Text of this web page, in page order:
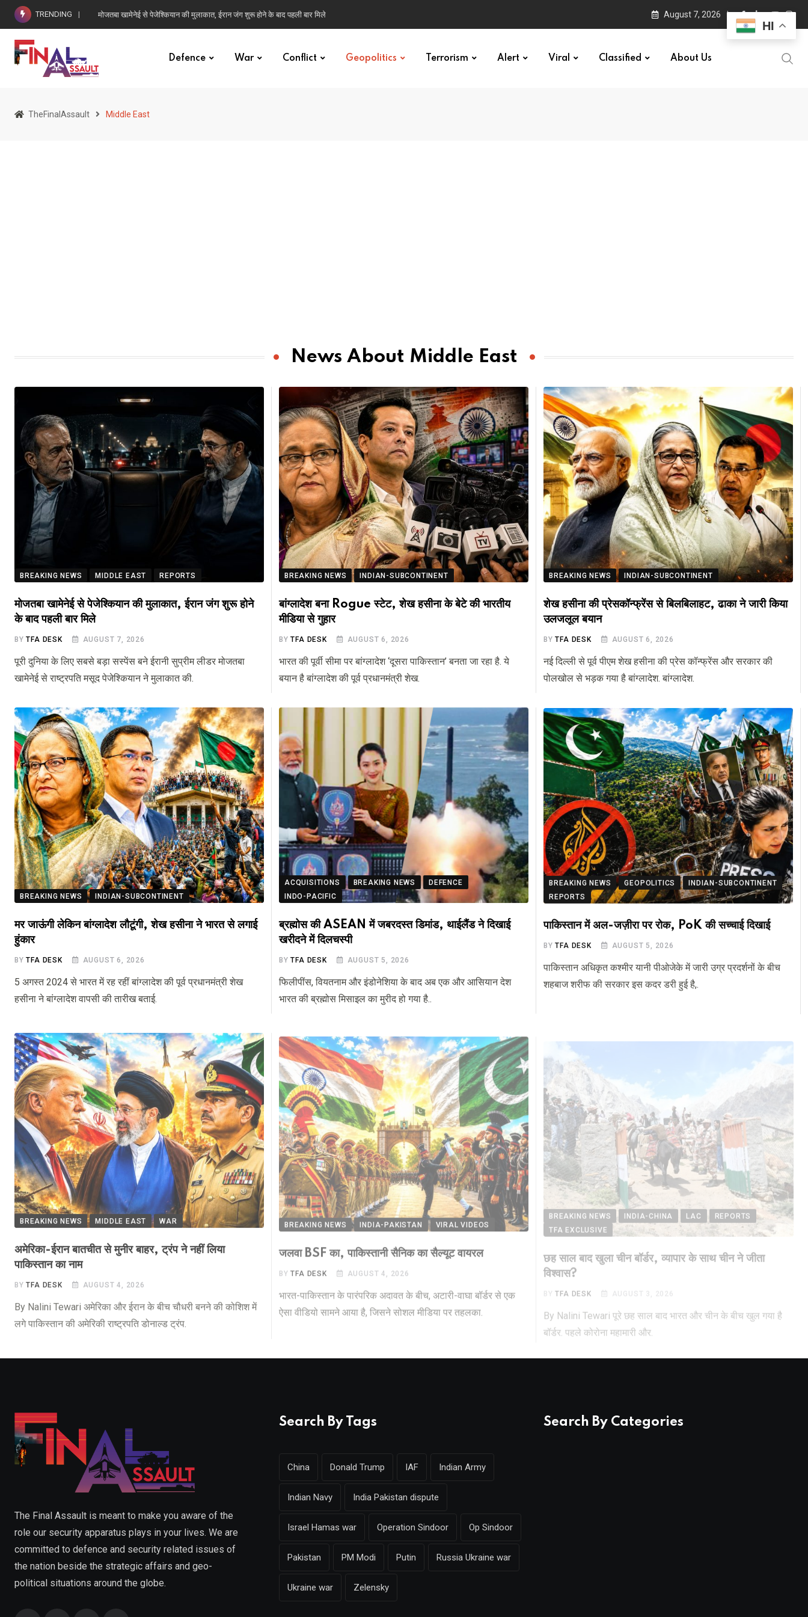
TRENDING मोजतबा खामेनेई से पेजेश्कियान की मुलाकात, ईरान जंग शुरू होने के बाद पहली बार मिले August 7, 2026
Defence War Conflict Geopolitics Terrorism Alert Viral Classified About Us
TheFinalAssault Middle East
News About Middle East
BREAKING NEWS MIDDLE EAST REPORTS
मोजतबा खामेनेई से पेजेश्कियान की मुलाकात, ईरान जंग शुरू होने
के बाद पहली बार मिले
BYTFA DESK AUGUST 7, 2026
पूरी दुनिया के लिए सबसे बड़ा सस्पेंस बने ईरानी सुप्रीम लीडर मोजतबा
खामेनेई से राष्ट्रपति मसूद पेजेश्कियान ने मुलाकात की.
BREAKING NEWS INDIAN-SUBCONTINENT
बांग्लादेश बना Rogue स्टेट, शेख हसीना के बेटे की भारतीय
मीडिया से गुहार
BYTFA DESK AUGUST 6, 2026
भारत की पूर्वी सीमा पर बांग्लादेश ‘दूसरा पाकिस्तान’ बनता जा रहा है. ये
बयान है बांग्लादेश की पूर्व प्रधानमंत्री शेख.
BREAKING NEWS INDIAN-SUBCONTINENT
शेख हसीना की प्रेसकॉन्फ्रेंस से बिलबिलाहट, ढाका ने जारी किया
उलजलूल बयान
BYTFA DESK AUGUST 6, 2026
नई दिल्ली से पूर्व पीएम शेख हसीना की प्रेस कॉन्फ्रेंस और सरकार की
पोलखोल से भड़क गया है बांग्लादेश. बांग्लादेश.
BREAKING NEWS INDIAN-SUBCONTINENT
मर जाऊंगी लेकिन बांग्लादेश लौटूंगी, शेख हसीना ने भारत से लगाई
हुंकार
BYTFA DESK AUGUST 6, 2026
5 अगस्त 2024 से भारत में रह रहीं बांग्लादेश की पूर्व प्रधानमंत्री शेख
हसीना ने बांग्लादेश वापसी की तारीख बताई.
ACQUISITIONS BREAKING NEWS
DEFENCE
INDO-PACIFIC
ब्रह्मोस की ASEAN में जबरदस्त डिमांड, थाईलैंड ने दिखाई
खरीदने में दिलचस्पी
BYTFA DESK AUGUST 5, 2026
फिलीपींस, वियतनाम और इंडोनेशिया के बाद अब एक और आसियान देश
भारत की ब्रह्मोस मिसाइल का मुरीद हो गया है..
BREAKING NEWS GEOPOLITICS
INDIAN-SUBCONTINENT
REPORTS
पाकिस्तान में अल-जज़ीरा पर रोक, PoK की सच्चाई दिखाई
BYTFA DESK AUGUST 5, 2026
पाकिस्तान अधिकृत कश्मीर यानी पीओजेके में जारी उग्र प्रदर्शनों के बीच
शहबाज शरीफ की सरकार इस कदर डरी हुई है,.
BREAKING NEWS MIDDLE EAST WAR
अमेरिका-ईरान बातचीत से मुनीर बाहर, ट्रंप ने नहीं लिया
पाकिस्तान का नाम
BYTFA DESK AUGUST 4, 2026
By Nalini Tewari अमेरिका और ईरान के बीच चौधरी बनने की कोशिश में
लगे पाकिस्तान की अमेरिकी राष्ट्रपति डोनाल्ड ट्रंप.
BREAKING NEWS INDIA-PAKISTAN VIRAL VIDEOS
जलवा BSF का, पाकिस्तानी सैनिक का सैल्यूट वायरल
भारत-पाकिस्तान के पारंपरिक अदावत के बीच, अटारी-वाघा बॉर्डर से एक
ऐसा वीडियो सामने आया है, जिसने सोशल मीडिया पर तहलका.
BREAKING NEWS INDIA-CHINA LAC
REPORTS
TFA EXCLUSIVE
विश्वास?
बॉर्डर. पहले कोरोना महामारी और.
The Final Assault is meant to make you aware of the
role our security apparatus plays in your lives. We are
committed to defence and security related issues of
the nation beside the strategic affairs and geo-
political situations around the globe.
Search By Tags
China Donald Trump IAF Indian Army
Indian Navy India Pakistan dispute
Israel Hamas war Operation Sindoor Op Sindoor
Pakistan PM Modi Putin Russia Ukraine war
Ukraine war Zelensky
Search By Categories
HI